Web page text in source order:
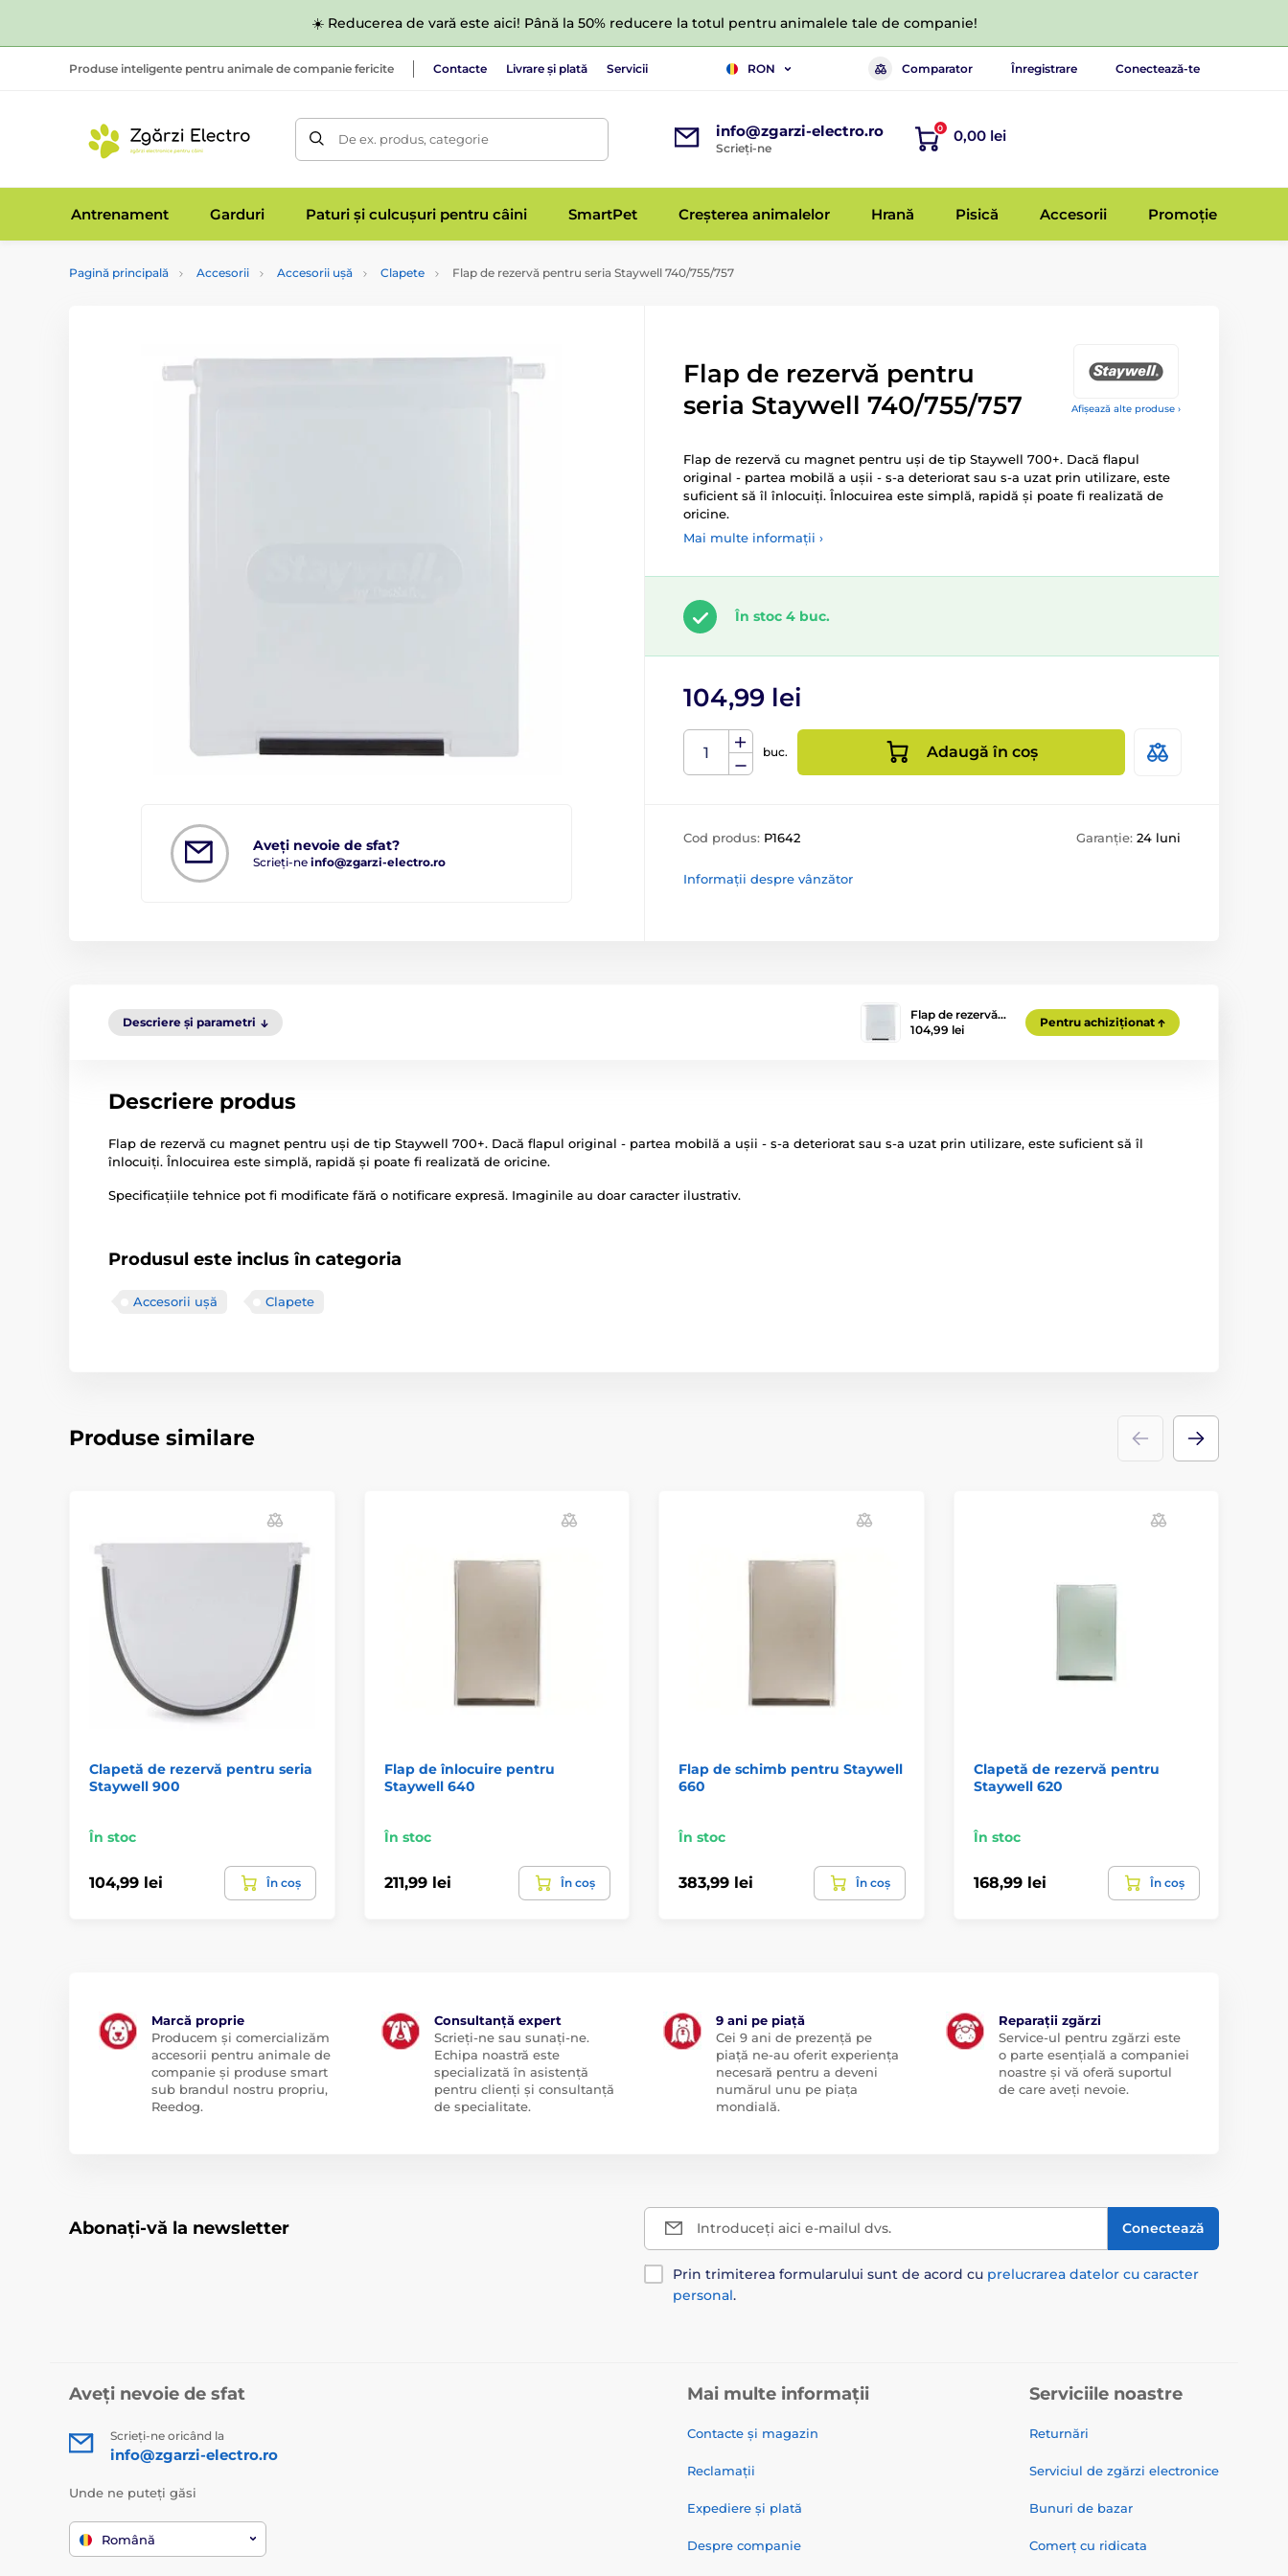
☀️ Reducerea de vară este aici! Până la 50% reducere la totul pentru animalele tale de companie!
Produse inteligente pentru animale de companie fericite Contacte Livrare și plată Servicii RON Comparator Înregistrare Conectează-te
De ex. produs, categorie info@zgarzi-electro.ro
Scrieți-ne
0 0,00 lei
Antrenament Garduri Paturi și culcușuri pentru câini SmartPet Creșterea animalelor Hrană Pisică Accesorii Promoție
Pagină principală Accesorii Accesorii ușă Clapete Flap de rezervă pentru seria Staywell 740/755/757
Afișează alte produse ›
Aveți nevoie de sfat?
Scrieți-ne info@zgarzi-electro.ro
Flap de rezervă pentru
seria Staywell 740/755/757
Flap de rezervă cu magnet pentru uși de tip Staywell 700+. Dacă flapul
original - partea mobilă a ușii - s-a deteriorat sau s-a uzat prin utilizare, este
suficient să îl înlocuiți. Înlocuirea este simplă, rapidă și poate fi realizată de
oricine.
Mai multe informații ›
În stoc 4 buc.
104,99 lei
buc. Adaugă în coș
Cod produs: P1642 Garanție: 24 luni
Informații despre vânzător
Descriere și parametri
Flap de rezervă…
104,99 lei
Pentru achiziționat
Descriere produs
Flap de rezervă cu magnet pentru uși de tip Staywell 700+. Dacă flapul original - partea mobilă a ușii - s-a deteriorat sau s-a uzat prin utilizare, este suficient să îl
înlocuiți. Înlocuirea este simplă, rapidă și poate fi realizată de oricine.
Specificațiile tehnice pot fi modificate fără o notificare expresă. Imaginile au doar caracter ilustrativ.
Produsul este inclus în categoria
Accesorii ușă Clapete
Produse similare
Clapetă de rezervă pentru seria
Staywell 900
În stoc
104,99 lei În coș
Flap de înlocuire pentru
Staywell 640
În stoc
211,99 lei În coș
Flap de schimb pentru Staywell
660
În stoc
383,99 lei În coș
Clapetă de rezervă pentru
Staywell 620
În stoc
168,99 lei În coș
Marcă proprie
Producem și comercializăm
accesorii pentru animale de
companie și produse smart
sub brandul nostru propriu,
Reedog.
Consultanță expert
Scrieți-ne sau sunați-ne.
Echipa noastră este
specializată în asistență
pentru clienți și consultanță
de specialitate.
9 ani pe piață
Cei 9 ani de prezență pe
piață ne-au oferit experiența
necesară pentru a deveni
numărul unu pe piața
mondială.
Reparații zgărzi
Service-ul pentru zgărzi este
o parte esențială a companiei
noastre și vă oferă suportul
de care aveți nevoie.
Abonați-vă la newsletter Introduceți aici e-mailul dvs. Conectează
Prin trimiterea formularului sunt de acord cu prelucrarea datelor cu caracter
personal.
Aveți nevoie de sfat
Scrieți-ne oricând la
info@zgarzi-electro.ro
Unde ne puteți găsi
Română
Mai multe informații
Contacte și magazin
Reclamații
Expediere și plată
Despre companie
Serviciile noastre
Returnări
Serviciul de zgărzi electronice
Bunuri de bazar
Comerț cu ridicata